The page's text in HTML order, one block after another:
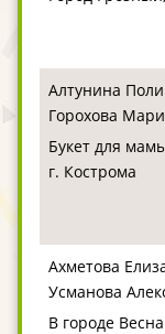
Алтунина
Горохова
Букет для
г. Кострома
Ахметова
Усманова
В городе